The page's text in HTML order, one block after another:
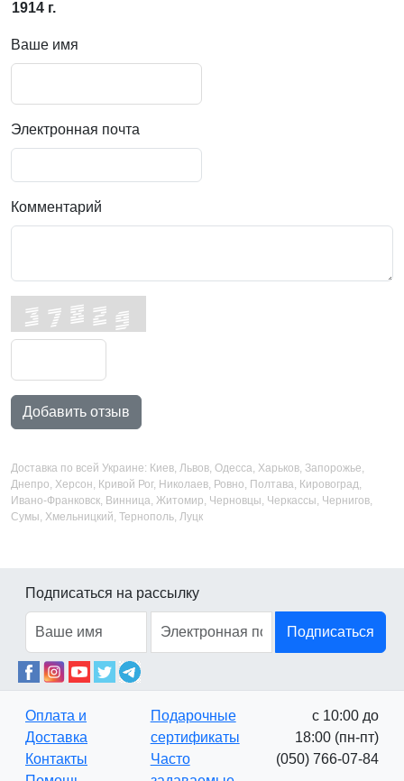
1914 г.
Ваше имя
Электронная почта
Комментарий
Добавить отзыв
Доставка по всей Украине: Киев, Львов, Одесса, Харьков, Запорожье,
Днепро, Херсон, Кривой Рог, Николаев, Ровно, Полтава, Кировоград,
Ивано-Франковск, Винница, Житомир, Черновцы, Черкассы, Чернигов,
Сумы, Хмельницкий, Тернополь, Луцк
Подписаться на рассылку
Подписаться
Оплата и
Доставка
Контакты
Подарочные
сертификаты
Часто
с 10:00 до
18:00 (пн-пт)
(050) 766-07-84